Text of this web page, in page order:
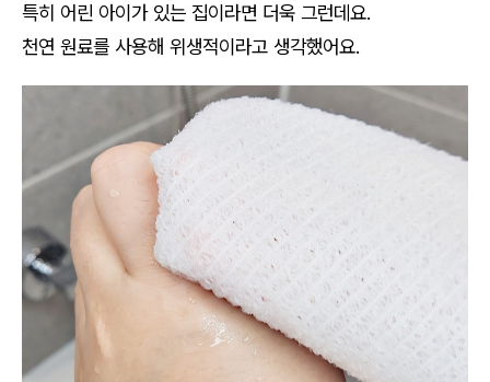
특히 어린 아이가 있는 집이라면 더욱 그런데요.
천연 원료를 사용해 위생적이라고 생각했어요.